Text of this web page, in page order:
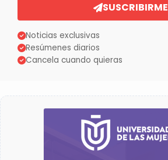
SUSCRIBIRME
Noticias exclusivas
Resúmenes diarios
Cancela cuando quieras